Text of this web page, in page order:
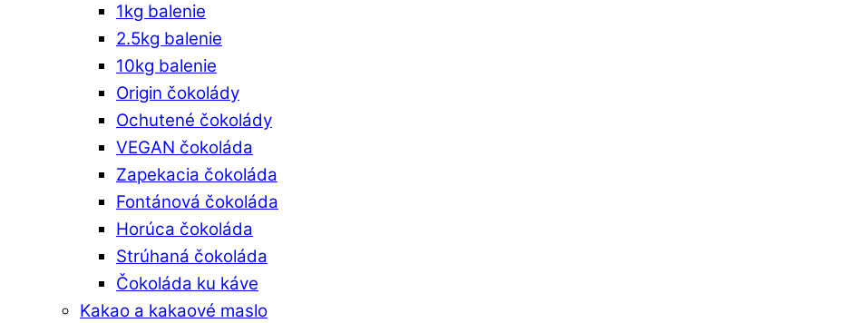
1kg balenie
2.5kg balenie
10kg balenie
Origin čokolády
Ochutené čokolády
VEGAN čokoláda
Zapekacia čokoláda
Fontánová čokoláda
Horúca čokoláda
Strúhaná čokoláda
Čokoláda ku káve
Kakao a kakaové maslo